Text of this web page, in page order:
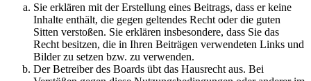
Sie erklären mit der Erstellung eines Beitrags, dass er keine
Inhalte enthält, die gegen geltendes Recht oder die guten
Sitten verstoßen. Sie erklären insbesondere, dass Sie das
Recht besitzen, die in Ihren Beiträgen verwendeten Links und
Bilder zu setzen bzw. zu verwenden.
Der Betreiber des Boards übt das Hausrecht aus. Bei